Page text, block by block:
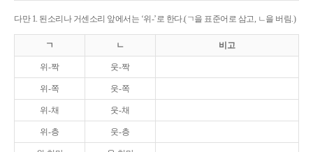
다만 1. 된소리나 거센소리 앞에서는 ‘위-’로 한다.(ㄱ을 표준어로 삼고, ㄴ을 버림.)
ㄱ ㄴ 비고
위-짝 웃-짝
위-쪽 웃-쪽
위-채 웃-채
위-층 웃-층